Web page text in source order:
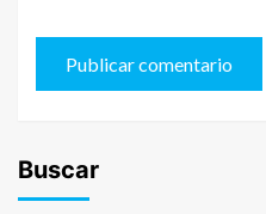
Buscar